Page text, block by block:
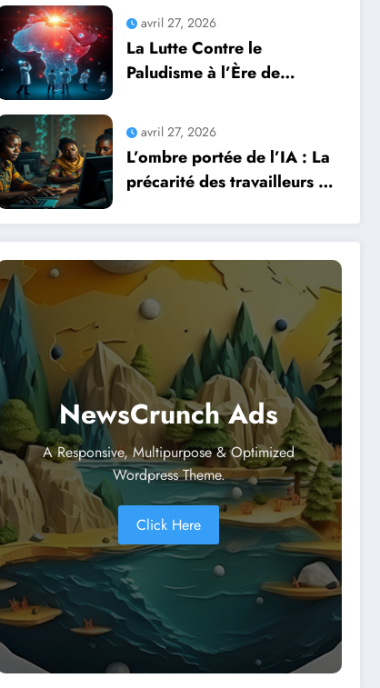
professionnels avec
l’intelligence artificielle
avril 27, 2026
La Lutte Contre le
Paludisme à l’Ère de
Une Course Contre la
Montre Africaine
avril 27, 2026
L’ombre portée de l’IA : La
précarité des travailleurs du
révolution numérique
NewsCrunch Ads
A Responsive, Multipurpose & Optimized
Wordpress Theme.
Click Here